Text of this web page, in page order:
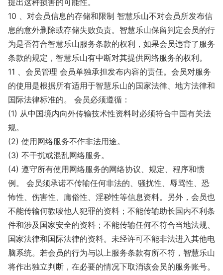
提出这种损害的可能性。
10 、对会员信息的存储和限制 智慧乐山不对会员所发布信
息的意外删除或存储失败负责。智慧乐山保留判定会员的行
为是否符合智慧乐山服务条款的权利，如果会员违背了服务
条款的规定，智慧乐山有中断对其提供网络服务的权利。
11 、会员管理 会员单独承担发布内容的责任。会员对服务
的使用是根据所有适用于智慧乐山的国家法律、地方法律和
国际法律标准的。 会员必须遵循：
(1) 从中国境内向外传输技术性资料时必须符合中国有关法
规。
(2) 使用网络服务不作非法用途。
(3) 不干扰或混乱网络服务。
(4) 遵守所有使用网络服务的网络协议、规定、程序和惯
例。 会员须承诺不传输任何非法的、骚扰性、辱骂性、恐
怖性、伤害性、庸俗性、淫秽性等信息资料。另外，会员也
不能传输何教唆他人犯罪的资料；不能传输助长国内不利条
件和涉及国家安全的资料；不能传输任何不符合当地法规、
国家法律和国际法律的资料。未经许可不能非法进入其他电
脑系统。若会员的行为与以上服务条款有所不符，智慧乐山
将作出独立判断，在必要的情况下取消该会员的服务账号。